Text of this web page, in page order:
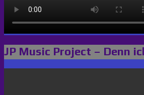
JP Music Project – Denn